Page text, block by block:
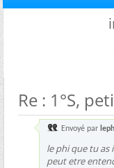
Re : 1°S,
Envoyé par
le phi que tu as
peut etre